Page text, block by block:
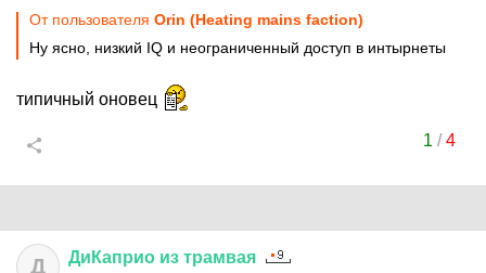
От пользователя Orin (Heating mains faction)
Ну ясно, низкий IQ и неограниченный доступ в интырнеты
типичный оновец
1 /4
Д ДиКаприо из трамвая